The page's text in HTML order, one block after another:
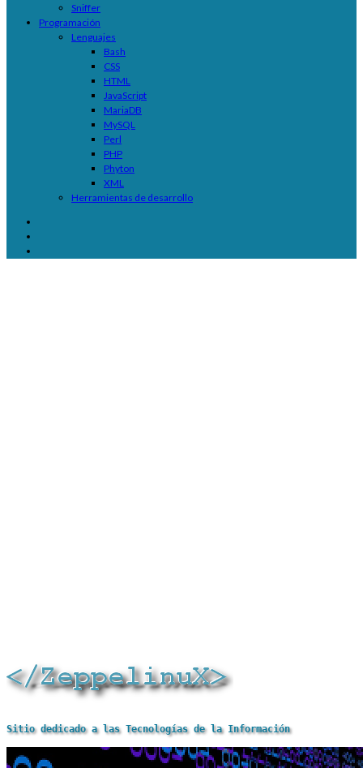
Sniffer
Programación
Lenguajes
Bash
CSS
HTML
JavaScript
MariaDB
MySQL
Perl
PHP
Phyton
XML
Herramientas de desarrollo
Sitio dedicado a las Tecnologías de la Información